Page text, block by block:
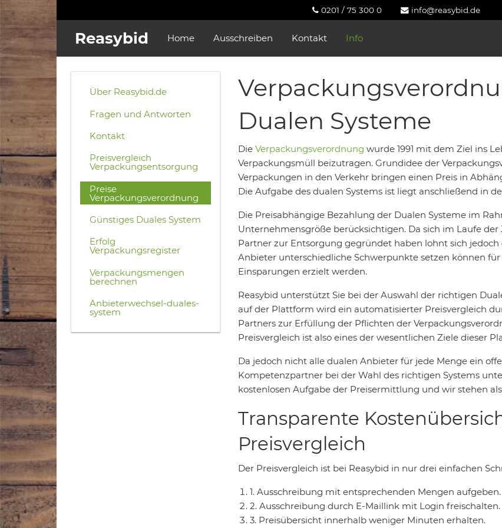
0201 / 75 300 0 info@reasybid.de
Reasybid Home Ausschreiben Kontakt Info
Über Reasybid.de
Fragen und Antworten
Kontakt
Preisvergleich
Verpackungsentsorgung
Preise
Verpackungsverordnung
Günstiges Duales System
Erfolg
Verpackungsregister
Verpackungsmengen
berechnen
Anbieterwechsel-duales-
system
Dualen Systeme
Die Verpackungsverordnung wurde 1991 mit dem Ziel ins
Verpackungsmüll beizutragen. Grundidee der
Verpackungen in den Verkehr bringen einen Preis in
Die Aufgabe des dualen Systems ist liegt anschließend in
Die Preisabhängige Bezahlung der Dualen Systeme im
Unternehmensgröße berücksichtigen. Da sich im Laufe
Partner zur Entsorgung gegründet haben lohnt sich jedoch
Anbieter unterschiedliche Schwerpunkte setzen können
Einsparungen erzielt werden.
Reasybid unterstützt Sie bei der Auswahl der richtigen
auf der Plattform wird ein automatisierter Preisvergleich
Partners zur Erfüllung der Pflichten der
Preisvergleich ist also eines der wesentlichen Ziele dieser
Da jedoch nicht alle dualen Anbieter für jede Menge ein
Kompetenzpartner bei der Wahl des richtigen Systems
kostenlosen Aufgabe der Preisermittlung und wir stehen
Transparente
Preisvergleich
Der Preisvergleich ist bei Reasybid in nur drei einfachen
1. Ausschreibung mit entsprechenden Mengen aufgeben.
2. Ausschreibung durch E-Maillink mit Login freischalten.
3. Preisübersicht innerhalb weniger Minuten erhalten.